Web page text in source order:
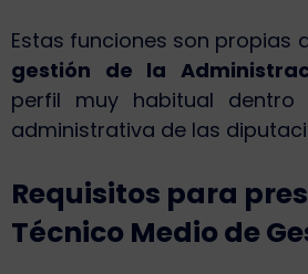
Estas funciones son propias
gestión de la
perfil muy habitual
administrativa de las
Requisitos para
Técnico Medio de